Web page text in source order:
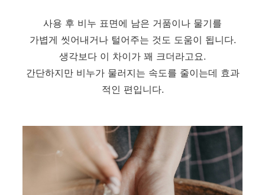
사용 후 비누 표면에 남은 거품이나 물기를
가볍게 씻어내거나 털어주는 것도 도움이 됩니다.
생각보다 이 차이가 꽤 크더라고요.
간단하지만 비누가 물러지는 속도를 줄이는데 효과
적인 편입니다.